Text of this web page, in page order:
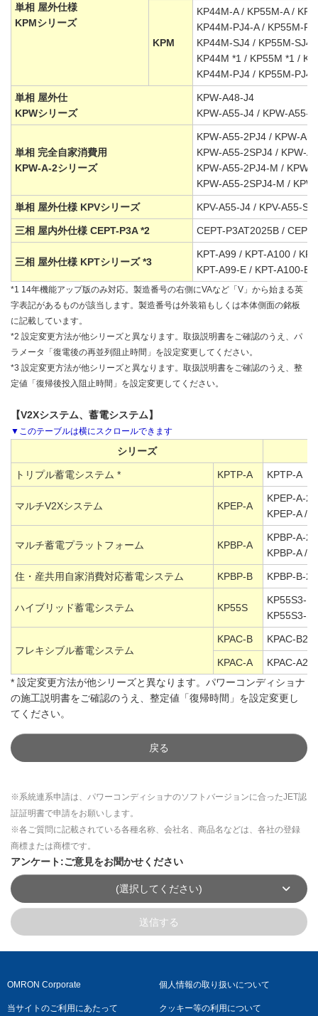
単相 屋外仕様
KPMシリーズ
KPM
KP44M-A / KP55M-A /
KP44M-PJ4-A / KP55M-
KP44M-SJ4 / KP55M-SJ4
KP44M *1 / KP55M *1 /
KP44M-PJ4 / KP55M-PJ4
単相 屋外仕
KPWシリーズ
KPW-A48-J4
KPW-A55-J4 / KPW-A55-
単相 完全自家消費用
KPW-A-2シリーズ
KPW-A55-2PJ4 / KPW-
KPW-A55-2SPJ4 / KPW-
KPW-A55-2PJ4-M / KPW-
KPW-A55-2SPJ4-M /
単相 屋外仕様 KPVシリーズ KPV-A55-J4 / KPV-A55-
三相 屋内外仕様 CEPT-P3A *2 CEPT-P3AT2025B /
三相 屋外仕様 KPTシリーズ *3
KPT-A99 / KPT-A100 /
KPT-A99-E / KPT-A100-E
*1 14年機能アップ版のみ対応。製造番号の右側にVAなど「V」から始まる英
字表記があるものが該当します。製造番号は外装箱もしくは本体側面の銘板
に記載しています。
*2 設定変更方法が他シリーズと異なります。取扱説明書をご確認のうえ、パ
ラメータ「復電後の再並列阻止時間」を設定変更してください。
*3 設定変更方法が他シリーズと異なります。取扱説明書をご確認のうえ、整
定値「復帰後投入阻止時間」を設定変更してください。
【V2Xシステム、蓄電システム】
シリーズ
トリプル蓄電システム * KPTP-A KPTP-A
マルチV2Xシステム KPEP-A
KPEP-A-2
KPEP-A /
マルチ蓄電プラットフォーム KPBP-A
KPBP-A-2
KPBP-A /
住・産共用自家消費対応蓄電システム KPBP-B KPBP-B-2
ハイブリッド蓄電システム KP55S
KP55S3-
KP55S3-
フレキシブル蓄電システム
KPAC-B KPAC-B25
KPAC-A
KPAC-A25
* 設定変更方法が他シリーズと異なります。パワーコンディショナ
の施工説明書をご確認のうえ、整定値「復帰時間」を設定変更し
てください。
戻る
※系統連系申請は、パワーコンディショナのソフトバージョンに合ったJET認
証証明書で申請をお願いします。
※各ご質問に記載されている各種名称、会社名、商品名などは、各社の登録
商標または商標です。
アンケート:ご意見をお聞かせください
(選択してください)
送信する
OMRON Corporate 個人情報の取り扱いについて
当サイトのご利用にあたって クッキー等の利用について